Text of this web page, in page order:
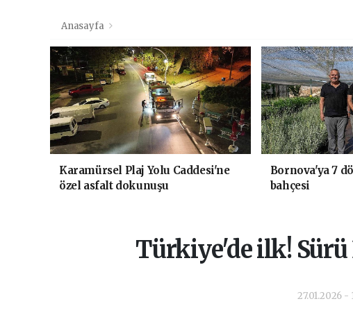
Anasayfa
Karamürsel Plaj Yolu Caddesi'ne
özel asfalt dokunuşu
Bornova'ya 7
bahçesi
Türkiye'de ilk!
27.01.2026 -